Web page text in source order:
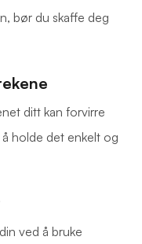
bør du skaffe deg
ditt kan forvirre
holde det enkelt og
ved å bruke